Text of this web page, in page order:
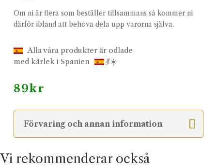
Om ni är flera som beställer tillsammans så kommer ni
därför ibland att behöva dela upp varorna själva.
Alla våra produkter är odlade
med kärlek i Spanien
💃☀️
89kr
Förvaring och annan information
Vi rekommenderar också